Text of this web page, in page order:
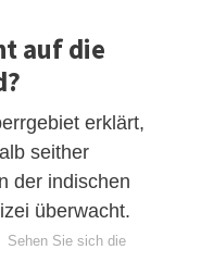
auf die
erklärt,
seither
der indischen
überwacht.
Sehen Sie sich die